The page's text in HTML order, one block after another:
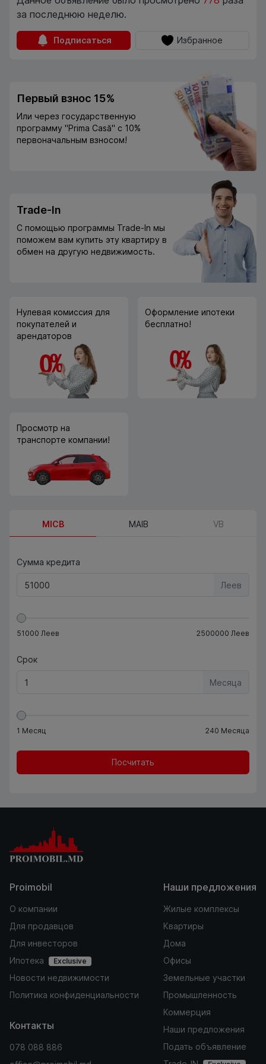
за последнюю неделю.
Подписаться Избранное
Первый взнос 15%
Или через государственную
программу "Prima Casă" с 10%
первоначальным взносом!
Trade-In
С помощью программы Trade-In мы
поможем вам купить эту квартиру в
обмен на другую недвижимость.
Нулевая комиссия для
покупателей и
арендаторов
Оформление ипотеки
бесплатно!
Просмотр на
транспорте компании!
MICB MAIB VB
Сумма кредита
Леев
51000 Леев 2500000 Леев
Срок
Месяца
1 Месяц 240 Месяца
Посчитать
Proimobil
О компании
Для продавцов
Для инвесторов
Ипотека
Exclusive
Новости недвижимости
Политика конфиденциальности
Наши предложения
Жилые комплексы
Квартиры
Дома
Офисы
Земельные участки
Промышленность
Коммерция
Наши предложения
Подать объявление
Контакты
078 088 886